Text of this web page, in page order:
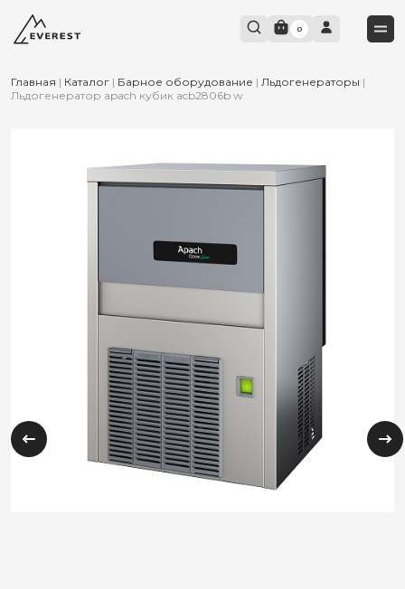
0
Главная | Каталог | Барное оборудование | Льдогенераторы |
Льдогенератор apach кубик acb2806b w